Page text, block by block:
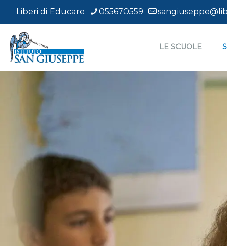
Liberi di Educare 055670559
LE SCUOLE